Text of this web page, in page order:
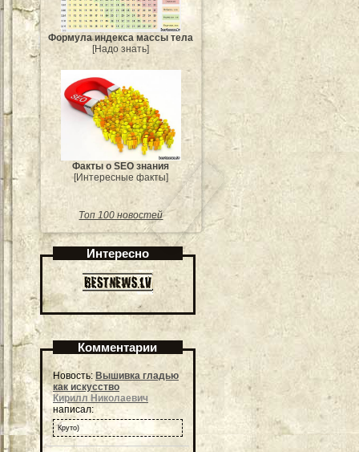
Формула индекса массы тела
[Надо знать]
Факты о SEO знания
[Интересные факты]
Топ 100 новостей
Интересно
Комментарии
Новость: Вышивка гладью
как искусство
Кирилл Николаевич
написал:
Круто)